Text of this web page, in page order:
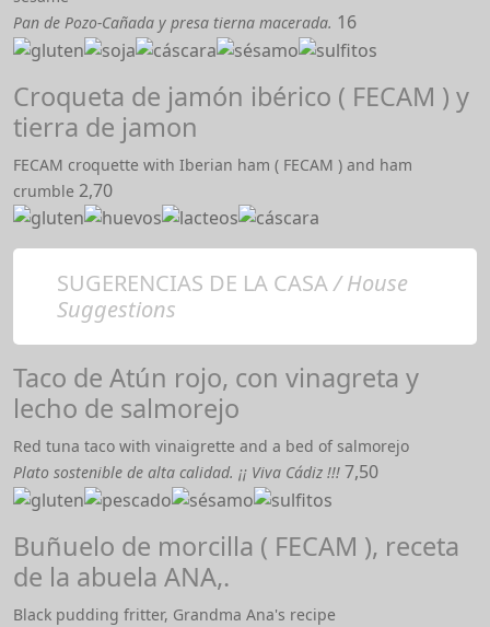
Pan de Pozo-Cañada y presa tierna macerada. 16
Croqueta de jamón ibérico ( FECAM ) y
tierra de jamon
FECAM croquette with Iberian ham ( FECAM ) and ham
crumble 2,70
SUGERENCIAS DE LA CASA/ House
Suggestions
Taco de Atún rojo, con vinagreta y
lecho de salmorejo
Red tuna taco with vinaigrette and a bed of salmorejo
Plato sostenible de alta calidad. ¡¡ Viva Cádiz !!! 7,50
Buñuelo de morcilla ( FECAM ), receta
de la abuela ANA,.
Black pudding fritter, Grandma Ana's recipe